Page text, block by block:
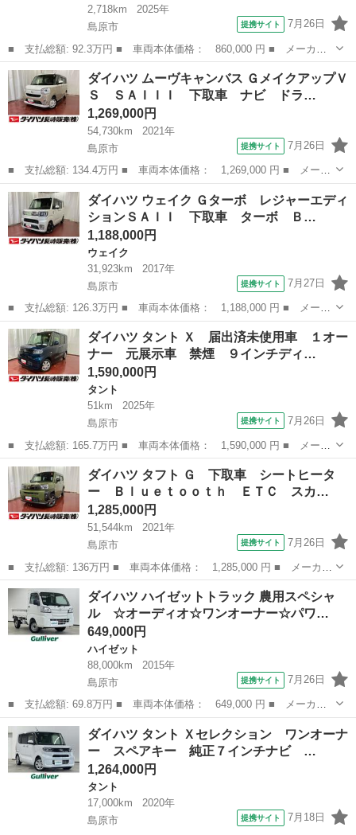
2,718km
2025年
島原市
提携サイト 7月26日
■ 支払総額: 92.3万円 ■ 車両本体価格： 860,000 円 ■ メーカー
名： ダイハツ ■ 車種名： ミライース ■ グレード名： Ｌ Ｓ
ＡＩＩＩ 車線逸脱警報 衝突被害軽減システム アイドリンストッ
プ １オーナ...
長崎 島原市 ミライース
ダイハツ ムーヴキャンバス ＧメイクアップＶ
Ｓ ＳＡＩＩＩ 下取車 ナビ ドラ…
1,269,000円
54,730km
2021年
島原市
提携サイト 7月26日
■ 支払総額: 134.4万円 ■ 車両本体価格： 1,269,000 円 ■ メーカ
ー名： ダイハツ ■ 車種名： ムーヴキャンバス ■ グレード
名： ＧメイクアップＶＳ ＳＡＩＩＩ 下取車 ナビ ドライブレ
コーダー パ...
長崎 島原市 ダイハツ
ダイハツ ウェイク Ｇターボ レジャーエディ
ションＳＡＩＩ 下取車 ターボ Ｂ…
1,188,000円
ウェイク
31,923km
2017年
島原市
提携サイト 7月27日
■ 支払総額: 126.3万円 ■ 車両本体価格： 1,188,000 円 ■ メーカ
ー名： ダイハツ ■ 車種名： ウェイク ■ グレード名： Ｇター
ボ レジャーエディションＳＡＩＩ 下取車 ターボ Ｂｌｕｅｔｏ
ｏｔｈ ...
長崎 島原市 ウェイク
ダイハツ タント Ｘ 届出済未使用車 １オー
ナー 元展示車 禁煙 ９インチディ…
1,590,000円
タント
51km
2025年
島原市
提携サイト 7月26日
■ 支払総額: 165.7万円 ■ 車両本体価格： 1,590,000 円 ■ メーカ
ー名： ダイハツ ■ 車種名： タント ■ グレード名： Ｘ 届出
済未使用車 １オーナー 元展示車 禁煙 ９インチディスプレイオ
ーディオ...
長崎 島原市 タント
ダイハツ タフト Ｇ 下取車 シートヒータ
ー Ｂｌｕｅｔｏｏｔｈ ＥＴＣ スカ…
1,285,000円
51,544km
2021年
島原市
提携サイト 7月26日
■ 支払総額: 136万円 ■ 車両本体価格： 1,285,000 円 ■ メーカー
名： ダイハツ ■ 車種名： タフト ■ グレード名： Ｇ 下取
車 シートヒーター Ｂｌｕｅｔｏｏｔｈ ＥＴＣ スカイルーフ
電動格納ミラ...
長崎 島原市 ダイハツ
ダイハツ ハイゼットトラック 農用スペシャ
ル ☆オーディオ☆ワンオーナー☆パワ…
649,000円
ハイゼット
88,000km
2015年
島原市
提携サイト 7月26日
■ 支払総額: 69.8万円 ■ 車両本体価格： 649,000 円 ■ メーカー
名： ダイハツ ■ 車種名： ハイゼットトラック ■ グレード
名： 農用スペシャル ☆オーディオ☆ワンオーナー☆パワーステア
リング☆４ＷＤ☆...
長崎 島原市 ハイゼット
ダイハツ タント Ｘセレクション ワンオーナ
ー スペアキー 純正７インチナビ …
1,264,000円
タント
17,000km
2020年
島原市
提携サイト 7月18日